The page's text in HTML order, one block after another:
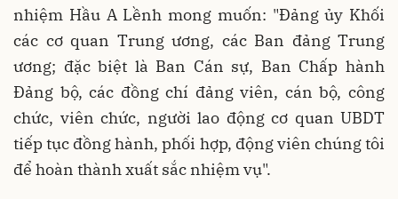
nhiệm Hầu A Lềnh mong muốn: "Đảng ủy Khối
các cơ quan Trung ương, các Ban đảng Trung
ương; đặc biệt là Ban Cán sự, Ban Chấp hành
Đảng bộ, các đồng chí đảng viên, cán bộ, công
chức, viên chức, người lao động cơ quan UBDT
tiếp tục đồng hành, phối hợp, động viên chúng tôi
để hoàn thành xuất sắc nhiệm vụ".